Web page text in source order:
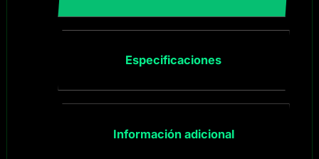
Especificaciones
Información adicional